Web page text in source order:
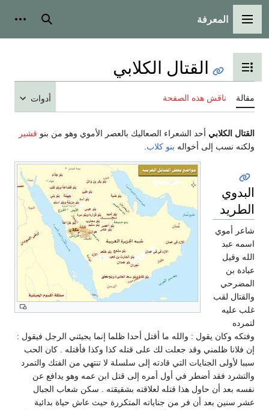
القائمة الرئيسية
المعرفة بحث
تبديل عرض جدول المحتويات
القتال الكلابي
ناقش هذه الصفحة أدوات
الكلابيأحد الشعراء الصعاليك بالعصر الأموي وهو من بنوقشير
نسب إلى أخوالهبنو كلاب.
أموي
عبد
وقيل
بن
لقب
عليه
وكان يقول : والله ما أقتل أحدا ظلما إنما يجيئني الرجل فيقول :
فلانا ظلمني وقد جعلت لك على قتله كذا وكذا فأقتله . كان الحب
لأولى الجنايات التي قادته إلى سلسلة لا تنتهي من الفتك والتمرد
فقد أضطر في أول أمره إلى قتل ابن عمه وهو يدافع عن
بعد أن حاول هذا قتله لعلاقته بشقيقته . سكن شعاب الجبال
سنين بعد أن فر من جناياته المتكررة حيث عاش حياة بدائية